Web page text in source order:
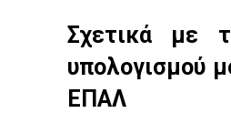
Σχετικά με
υπολογισμού
ΕΠΑΛ